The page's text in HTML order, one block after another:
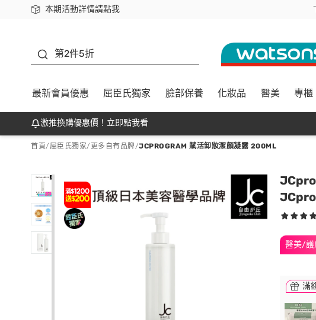
本期活動詳情請點我
下載app最高回饋$350
第2件5折
最新會員優惠 屈臣氏獨家 臉部保養 化妝品 醫美 專櫃
激推換購優惠價！立即點我看
首頁/ 屈臣氏獨家/ 更多自有品牌/JCPROGRAM 賦活卸妝潔顏凝露 200ML
醫美/護
滿